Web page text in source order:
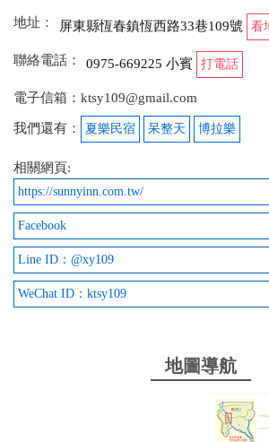
地址：
屏東縣恆春鎮恆西路33巷109號 看
聯絡電話： 0975-669225 小賓 打電話
電子信箱：ktsy109@gmail.com
我們還有： 夏樂民宿 呆整天 博拉樂
相關網頁:
https://sunnyinn.com.tw/
Facebook
Line ID：@xy109
WeChat ID：ktsy109
地圖導航